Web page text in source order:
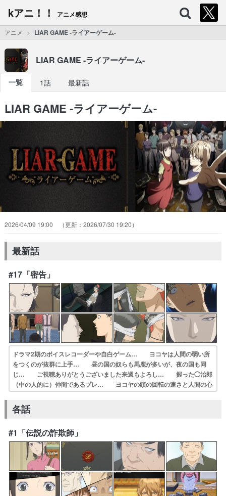
kアニ！！ アニメ感想
アニメ LIAR GAME -ライアーゲーム-
LIAR GAME -ライアーゲーム-
一覧 1話 最新話
LIAR GAME -ライアーゲーム-
2026/04/09 19:00 2026/07/30 19:20
最新話
#17「密告」
ドラマ2期のボイスレコーダーや自白ゲーム… ヨコヤは人間の弱い所
をつくのが抜群に上手… 昼の国の奴らも馬鹿が多いが、夜の国も同
じ… ご視聴ありがとうございました来週もよろし… 握った◯治郎
（中の人的に）仲間であるプレ… ヨコヤの頭の回転の速さと人間の心
理を利用… 夜の国のヨコヤ支配がますますひどく……。… ヨコヤ
は飴と鞭で夜の国の独裁支配を強化、… やはりヨコヤいいですね。昼
の国が勝てる流… 役で出演いたしました。次回も緊張が止まり…
各話
#1「伝説の詐欺師」